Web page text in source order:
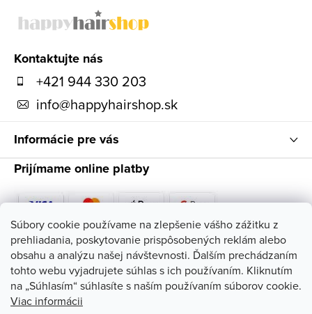
Súbory cookie používame na zlepšenie vášho zážitku z
prehliadania, poskytovanie prispôsobených reklám alebo
obsahu a analýzu našej návštevnosti. Ďalším prechádzaním
tohto webu vyjadrujete súhlas s ich používaním. Kliknutím
na „Súhlasím“ súhlasíte s naším používaním súborov cookie.
Viac informácii
Kontaktujte nás
+421 944 330 203
info@happyhairshop.sk
Informácie pre vás
Prijímame online platby
Sledujte nás